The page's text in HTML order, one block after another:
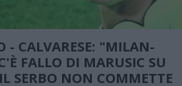
- CALVARESE: "MILAN-
FALLO DI MARUSIC SU
SERBO NON COMMETTE